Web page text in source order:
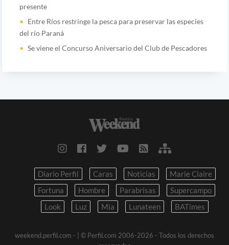
presente
Entre Ríos restringe la pesca para preservar las especies
del río Paraná
Se viene el Concurso Aniversario del Club de Pescadores
Diario Perfil Caras Noticias
Marie Claire
Fortuna
Hombre Parabrisas
Supercampo
Look
Luz Mia Lunateen BATimes
weekend.perfil.com - | © Perfil.com 2006-2026 - Todos los derechos